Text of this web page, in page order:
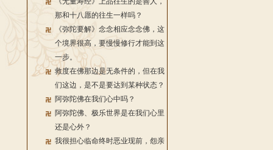
那和十八愿的往生一样吗？
《弥陀要解》念念相应念念佛，这
个境界很高，要慢慢修行才能到这
一步。
救度在佛那边是无条件的，但在我
们这边，是不是要达到某种状态？
阿弥陀佛在我们心中吗？
阿弥陀佛、极乐世界是在我们心里
还是心外？
我很担心临命终时恶业现前，怨亲